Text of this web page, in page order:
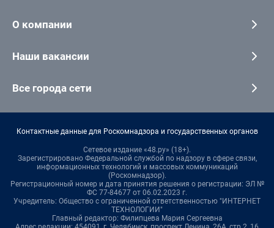
О компании
Наши вакансии
Все города сети
Контактные данные для Роскомнадзора и государственных органов
Сетевое издание «48.ру» (18+).
Зарегистрировано Федеральной службой по надзору в сфере связи,
информационных технологий и массовых коммуникаций
(Роскомнадзор).
Регистрационный номер и дата принятия решения о регистрации: ЭЛ №
ФС 77-84677 от 06.02.2023 г.
Учредитель: Общество с ограниченной ответственностью "ИНТЕРНЕТ
ТЕХНОЛОГИИ"
Главный редактор: Филипцева Мария Сергеевна